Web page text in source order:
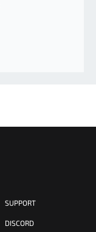
SUPPORT
DISCORD